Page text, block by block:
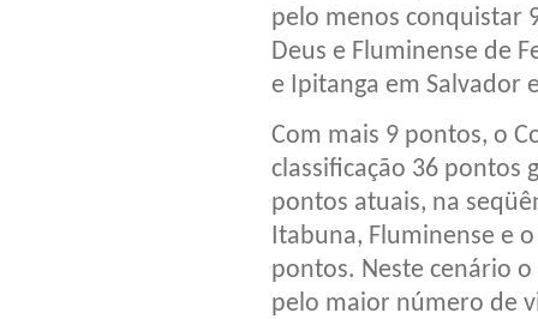
pelo menos conquistar
Deus e Fluminense de
e Ipitanga em Salvador
Com mais 9 pontos, o
classificação 36 pontos
pontos atuais, na
Itabuna, Fluminense e
pontos. Neste cenário o
pelo maior número de